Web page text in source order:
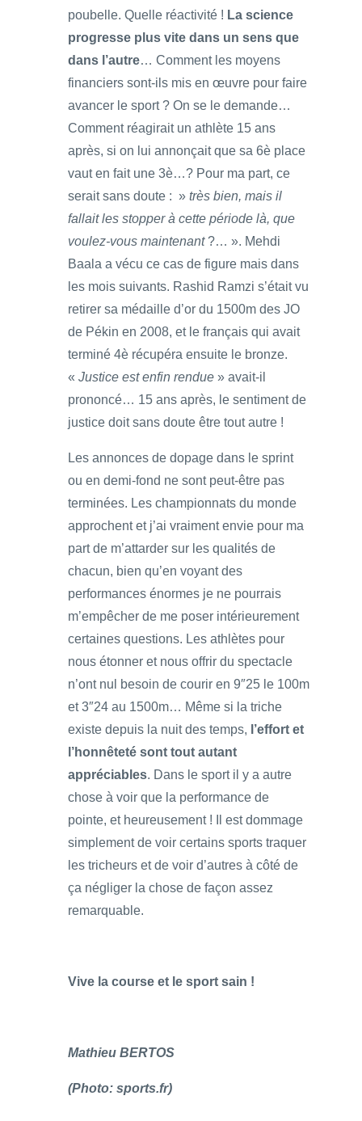
poubelle. Quelle réactivité ! La science
progresse plus vite dans un sens que
dans l’autre… Comment les moyens
financiers sont-ils mis en œuvre pour faire
avancer le sport ? On se le demande…
Comment réagirait un athlète 15 ans
après, si on lui annonçait que sa 6è place
vaut en fait une 3è…? Pour ma part, ce
serait sans doute : » très bien, mais il
fallait les stopper à cette période là, que
voulez-vous maintenant ?… ». Mehdi
Baala a vécu ce cas de figure mais dans
les mois suivants. Rashid Ramzi s’était vu
retirer sa médaille d’or du 1500m des JO
de Pékin en 2008, et le français qui avait
terminé 4è récupéra ensuite le bronze.
« Justice est enfin rendue » avait-il
prononcé… 15 ans après, le sentiment de
justice doit sans doute être tout autre !
Les annonces de dopage dans le sprint
ou en demi-fond ne sont peut-être pas
terminées. Les championnats du monde
approchent et j’ai vraiment envie pour ma
part de m’attarder sur les qualités de
chacun, bien qu’en voyant des
performances énormes je ne pourrais
m’empêcher de me poser intérieurement
certaines questions. Les athlètes pour
nous étonner et nous offrir du spectacle
n’ont nul besoin de courir en 9″25 le 100m
et 3″24 au 1500m… Même si la triche
existe depuis la nuit des temps, l’effort et
l’honnêteté sont tout autant
appréciables. Dans le sport il y a autre
chose à voir que la performance de
pointe, et heureusement ! Il est dommage
simplement de voir certains sports traquer
les tricheurs et de voir d’autres à côté de
ça négliger la chose de façon assez
remarquable.
Vive la course et le sport sain !
Mathieu BERTOS
(Photo: sports.fr)